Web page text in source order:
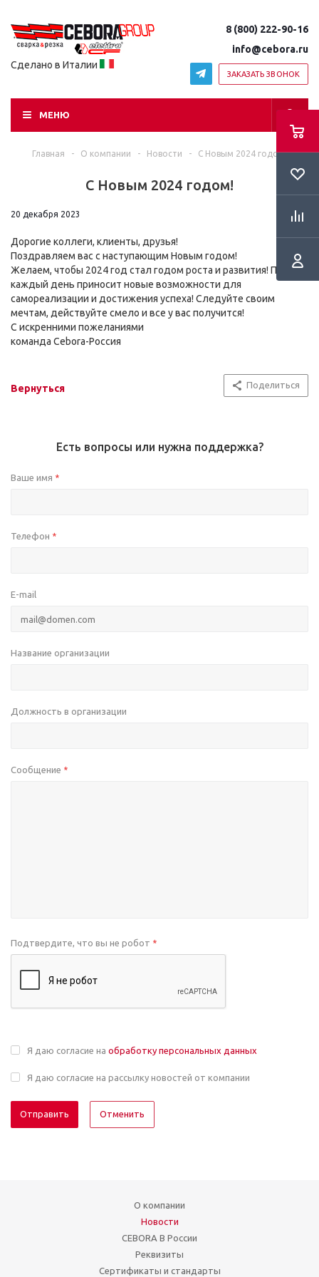
Сделано в Италии
8 (800) 222-90-16
info@cebora.ru
ЗАКАЗАТЬ ЗВОНОК
МЕНЮ
Главная - О компании - Новости - С Новым 2024 годом!
С Новым 2024 годом!
20 декабря 2023
Дорогие коллеги, клиенты, друзья!
Поздравляем вас с наступающим Новым годом!
Желаем, чтобы 2024 год стал годом роста и развития! Пусть
каждый день приносит новые возможности для
самореализации и достижения успеха! Следуйте своим
мечтам, действуйте смело и все у вас получится!
С искренними пожеланиями
команда Cebora-Россия
Вернуться Поделиться
Есть вопросы или нужна поддержка?
Ваше имя *
Телефон *
E-mail
Название организации
Должность в организации
Сообщение *
Подтвердите, что вы не робот *
Я даю согласие на обработку персональных данных
Я даю согласие на рассылку новостей от компании
Отменить
О компании
Новости
CEBORA В России
Реквизиты
Сертификаты и стандарты